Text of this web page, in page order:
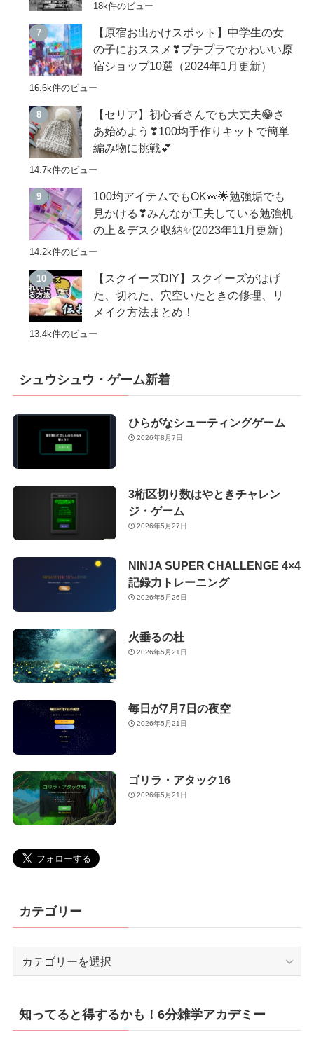
18k件のビュー
【原宿お出かけスポット】中学生の女
の子におススメ❣プチプラでかわいい原
宿ショップ10選（2024年1月更新）
16.6k件のビュー
【セリア】初心者さんでも大丈夫😁さ
あ始めよう❣100均手作りキットで簡単
編み物に挑戦💕
14.7k件のビュー
100均アイテムでもOK👀🌟勉強垢でも
見かける❣みんなが工夫している勉強机
の上＆デスク収納✨(2023年11月更新）
14.2k件のビュー
【スクイーズDIY】スクイーズがはげ
た、切れた、穴空いたときの修理、リ
メイク方法まとめ！
13.4k件のビュー
シュウシュウ・ゲーム新着
ひらがなシューティングゲーム
2026年8月7日
3桁区切り数はやときチャレン
ジ・ゲーム
2026年5月27日
NINJA SUPER CHALLENGE 4×4
記録力トレーニング
2026年5月26日
火垂るの杜
2026年5月21日
毎日が7月7日の夜空
2026年5月21日
ゴリラ・アタック16
2026年5月21日
カテゴリー
リ
ー
知ってると得するかも！6分雑学アカデミー